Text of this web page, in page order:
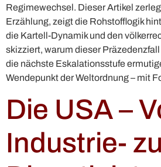
Regimewechsel. Dieser Artikel
Erzählung, zeigt die Rohstofflogik
die Kartell-Dynamik und den
skizziert, warum dieser
die nächste Eskalationsstufe
Wendepunkt der Weltordnung – mit
Die USA –
Industrie-